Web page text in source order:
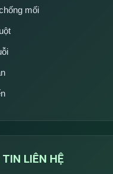
mối
LIÊN HỆ